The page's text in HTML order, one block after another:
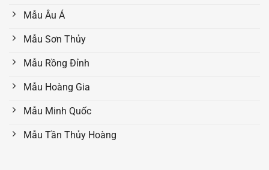
Mẫu Âu Á
Mẫu Sơn Thủy
Mẫu Rồng Đỉnh
Mẫu Hoàng Gia
Mẫu Minh Quốc
Mẫu Tần Thủy Hoàng